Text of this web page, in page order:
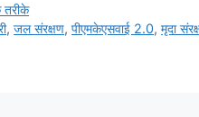
तरीके
,जल संरक्षण,पीएमकेएसवाई 2.0,मृदा